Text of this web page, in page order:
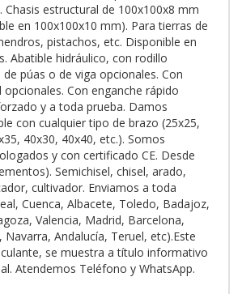
Chasis estructural de 100x100x8 mm
en 100x100x10 mm). Para tierras de
pistachos, etc. Disponible en
Abatible hidráulico, con rodillo
púas o de viga opcionales. Con
Con enganche rápido
y a toda prueba. Damos
con cualquier tipo de brazo (25x25,
40x30, 40x40, etc.). Somos
y con certificado CE. Desde
Semichisel, chisel, arado,
cultivador. Enviamos a toda
Cuenca, Albacete, Toledo, Badajoz,
Valencia, Madrid, Barcelona,
Navarra, Andalucía, Teruel, etc).Este
se muestra a título informativo
Atendemos Teléfono y WhatsApp.